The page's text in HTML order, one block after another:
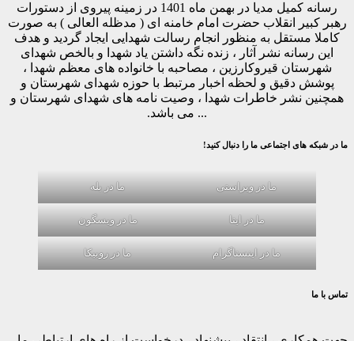
رسانه کمیل مدیا در بهمن ماه 1401 در زمینه پیروی از دستورات
رهبر کبیر انقلاب حضرت امام خامنه ای ( مدظله العالی ) به صورت
کاملا مستقل به منظور انجام رسالت شهدایی ایجاد گردید و هدف
این رسانه نشر آثار ، زنده نگه داشتن یاد شهدا و بالخص شهدای
شهرستان قیروکارزین ، مصاحبه با خانواده های معظم شهدا ،
پوشش دقیق و لحظه اخبار مرتبط با حوزه شهدای شهرستان و
همچنین نشر خاطرات شهدا ، وصیت نامه های شهدای شهرستان و
... می باشد.
ما در شبکه های اجتماعی ما را دنبال کنید!
ما در ویراستی ما در بله
ما در ایتا ما در ویسگون
ما در اینستاگرام ما در روبیکا
تماس با ما